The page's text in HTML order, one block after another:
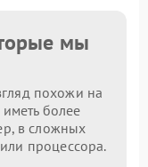
мы
похожи на
иметь более
в сложных
процессора.